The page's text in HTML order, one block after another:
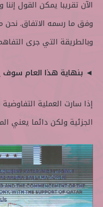
الآن تقريبا يمكن القول
وفق ما رسمه الاتفاق.
وبالطريقة التي جرى
◄ بنهاية هذا العام سوف
إذا سارت العملية
الجزئية ولكن دائما يعني